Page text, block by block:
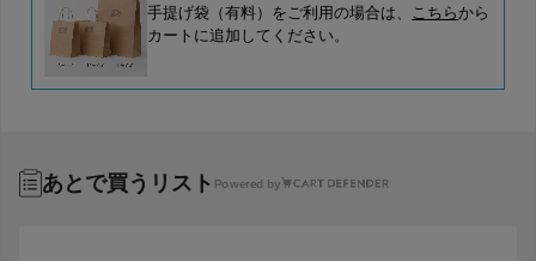
手提げ袋（有料）をご利用の場合は、 こちらから
カートに追加してください。
あとで買うリスト Powered by